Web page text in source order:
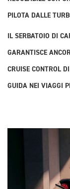
PILOTA DALLE
IL SERBATOIO DI
GARANTISCE
CRUISE CONTROL
GUIDA NEI VIAGGI